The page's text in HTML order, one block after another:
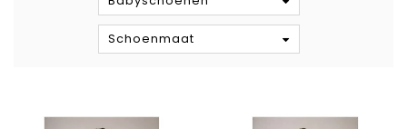
Schoenmaat